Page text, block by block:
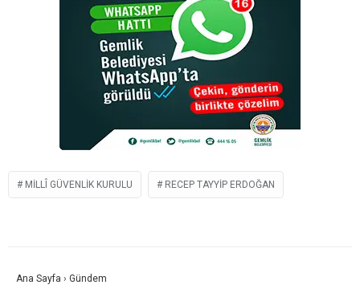
MILLÎ GÜVENLIK KURULU RECEP TAYYIP ERDOĞAN
Ana Sayfa › Gündem